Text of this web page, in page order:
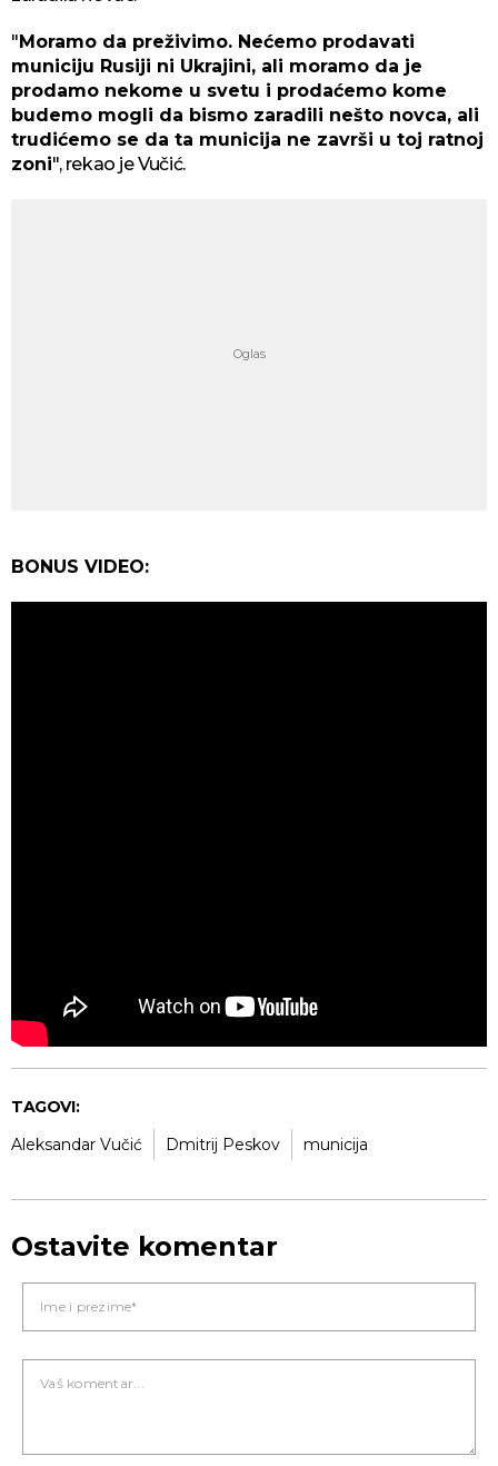
"Moramo da preživimo. Nećemo prodavati
municiju Rusiji ni Ukrajini, ali moramo da je
prodamo nekome u svetu i prodaćemo kome
budemo mogli da bismo zaradili nešto novca, ali
trudićemo se da ta municija ne završi u toj ratnoj
zoni", rekao je Vučić.
BONUS VIDEO:
TAGOVI:
Aleksandar Vučić
Dmitrij Peskov municija
Ostavite komentar